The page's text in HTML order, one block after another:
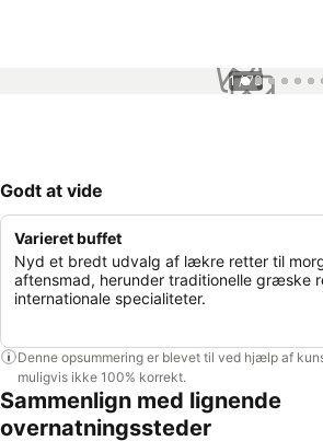
1 / 73
Godt at vide
Varieret buffet
Nyd et bredt udvalg af lækre retter til
aftensmad, herunder traditionelle græske
internationale specialiteter.
Denne opsummering er blevet til ved hjælp af
muligvis ikke 100% korrekt.
Sammenlign med lignende
overnatningssteder